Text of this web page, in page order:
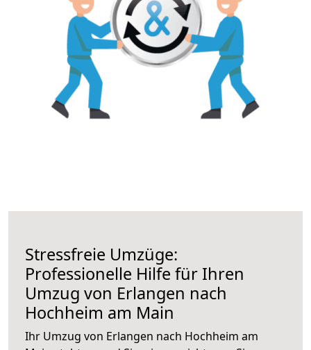
Stressfreie Umzüge:
Professionelle Hilfe für Ihren
Umzug von Erlangen nach
Hochheim am Main
Ihr Umzug von Erlangen nach Hochheim am